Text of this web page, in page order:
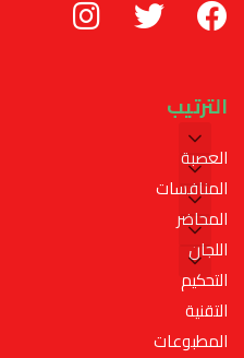
الترتيب
العصبة
المنافسات
المحاضر
اللجان
التحكيم
التقنية
المطبوعات